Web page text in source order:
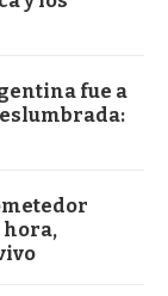
fue a
hora,